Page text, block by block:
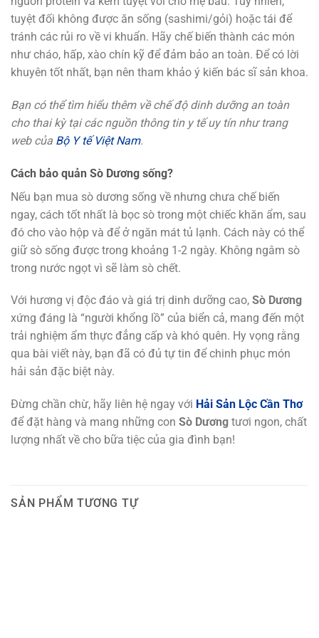
tuyệt đối không được ăn sống (sashimi/gỏi) hoặc tái để
tránh các rủi ro về vi khuẩn. Hãy chế biến thành các món
như cháo, hấp, xào chín kỹ để đảm bảo an toàn. Để có lời
khuyên tốt nhất, bạn nên tham khảo ý kiến bác sĩ sản khoa.
Bạn có thể tìm hiểu thêm về chế độ dinh dưỡng an toàn
cho thai kỳ tại các nguồn thông tin y tế uy tín như trang
web của Bộ Y tế Việt Nam.
Cách bảo quản Sò Dương sống?
Nếu bạn mua sò dương sống về nhưng chưa chế biến
ngay, cách tốt nhất là bọc sò trong một chiếc khăn ẩm, sau
đó cho vào hộp và để ở ngăn mát tủ lạnh. Cách này có thể
giữ sò sống được trong khoảng 1-2 ngày. Không ngâm sò
trong nước ngọt vì sẽ làm sò chết.
Với hương vị độc đáo và giá trị dinh dưỡng cao, Sò Dương
xứng đáng là “người khổng lồ” của biển cả, mang đến một
trải nghiệm ẩm thực đẳng cấp và khó quên. Hy vọng rằng
qua bài viết này, bạn đã có đủ tự tin để chinh phục món
hải sản đặc biệt này.
Đừng chần chừ, hãy liên hệ ngay với Hải Sản Lộc Cần Thơ
để đặt hàng và mang những con Sò Dương tươi ngon, chất
lượng nhất về cho bữa tiệc của gia đình bạn!
SẢN PHẨM TƯƠNG TỰ